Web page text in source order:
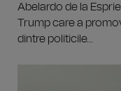
Abelardo de la
Trump care a
dintre politicile...